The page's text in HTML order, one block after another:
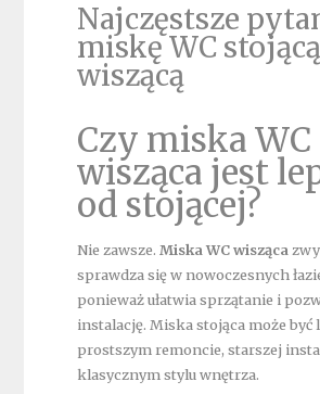
Najczęstsze
miskę WC
wiszącą
Czy miska WC
wisząca jest
od stojącej?
Nie zawsze. Miska WC wisząca
sprawdza się w nowoczesnych
ponieważ ułatwia sprzątanie i
instalację. Miska stojąca może być
prostszym remoncie, starszej
klasycznym stylu wnętrza.